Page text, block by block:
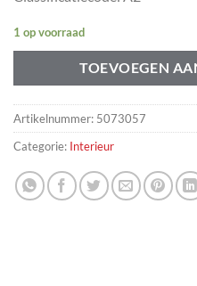
1 op voorraad
TOEVOEGEN
Artikelnummer: 5073057
Categorie: Interieur